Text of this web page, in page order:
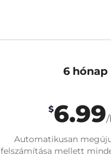
6 hónap
$6.99
Automatikusan
felszámítása mellett